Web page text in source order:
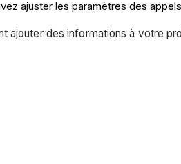
ajuster les paramètres des
ajouter des informations à votre